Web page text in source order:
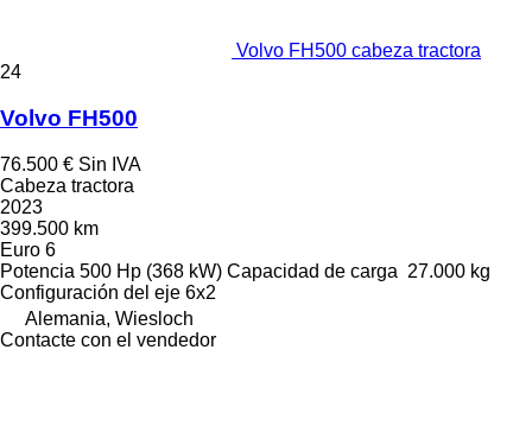
Volvo FH500 cabeza tractora
24
Volvo FH500
76.500 € Sin IVA
Cabeza tractora
2023
399.500 km
Euro 6
Potencia 500 Hp (368 kW) Capacidad de carga 27.000 kg
Configuración del eje 6x2
Alemania, Wiesloch
Contacte con el vendedor